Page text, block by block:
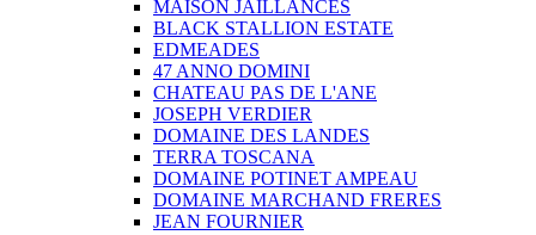
MAISON JAILLANCES
BLACK STALLION ESTATE
EDMEADES
47 ANNO DOMINI
CHATEAU PAS DE L'ANE
JOSEPH VERDIER
DOMAINE DES LANDES
TERRA TOSCANA
DOMAINE POTINET AMPEAU
DOMAINE MARCHAND FRERES
JEAN FOURNIER